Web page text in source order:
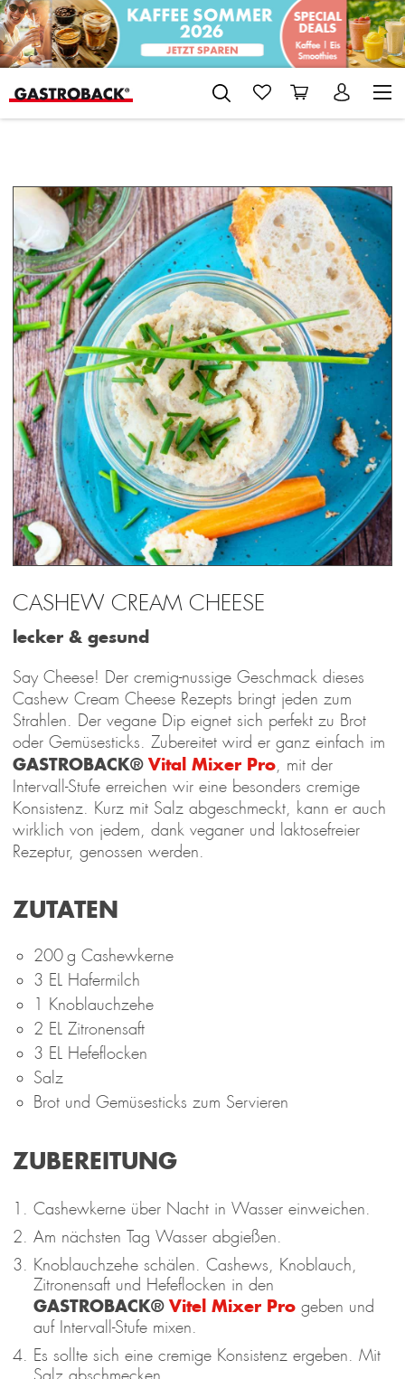
CASHEW CREAM CHEESE
lecker & gesund
Say Cheese! Der cremig-nussige Geschmack dieses
Cashew Cream Cheese Rezepts bringt jeden zum
Strahlen. Der vegane Dip eignet sich perfekt zu Brot
oder Gemüsesticks. Zubereitet wird er ganz einfach im
GASTROBACK® Vital Mixer Pro, mit der
Intervall-Stufe erreichen wir eine besonders cremige
Konsistenz. Kurz mit Salz abgeschmeckt, kann er auch
wirklich von jedem, dank veganer und laktosefreier
Rezeptur, genossen werden.
ZUTATEN
200 g Cashewkerne
3 EL Hafermilch
1 Knoblauchzehe
2 EL Zitronensaft
3 EL Hefeflocken
Salz
Brot und Gemüsesticks zum Servieren
ZUBEREITUNG
Cashewkerne über Nacht in Wasser einweichen.
Am nächsten Tag Wasser abgießen.
Knoblauchzehe schälen. Cashews, Knoblauch,
Zitronensaft und Hefeflocken in den
GASTROBACK®Vitel Mixer Pro geben und
auf Intervall-Stufe mixen.
Es sollte sich eine cremige Konsistenz ergeben. Mit